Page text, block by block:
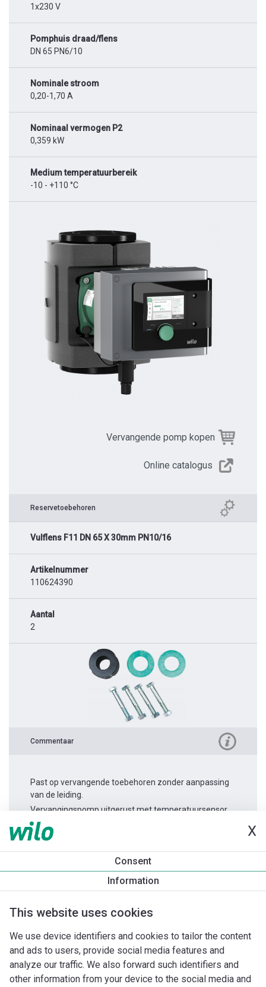
X
Consent
Information
This website uses cookies
We use device identifiers and cookies to tailor the content
and ads to users, provide social media features and
analyze our traffic. We also forward such identifiers and
other information from your device to the social media and
1x230 V
Pomphuis draad/flens
DN 65 PN6/10
Nominale stroom
0,20-1,70 A
Nominaal vermogen P2
0,359 kW
Medium temperatuurbereik
-10 - +110 °C
Vervangende pomp kopen
Online catalogus
Reservetoebehoren
Vulflens F11 DN 65 X 30mm PN10/16
Artikelnummer
110624390
Aantal
2
Commentaar
Past op vervangende toebehoren zonder aanpassing
van de leiding.
Vervangingspomp uitgerust met temperatuursensor.
Productinformatie